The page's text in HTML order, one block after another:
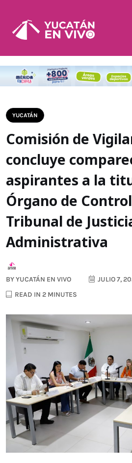
YUCATÁN
Comisión de
concluye
aspirantes a la
Órgano de
Tribunal de
Administrativa
BYYUCATÁN EN VIVO
JULIO 7,
READ IN 2 MINUTES